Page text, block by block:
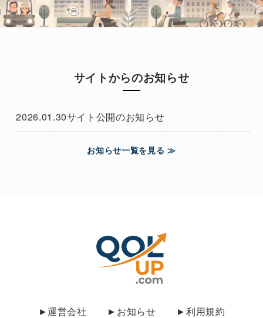
サイトからのお知らせ
2026.01.30サイト公開のお知らせ
お知らせ一覧を見る ≫
►運営会社 ►お知らせ ►利用規約